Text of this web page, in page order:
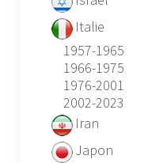
Italie
1957-1965
1966-1975
1976-2001
2002-2023
Iran
Japon